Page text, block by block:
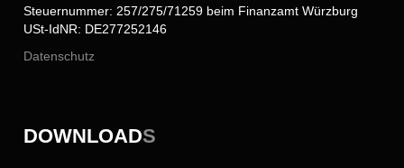
Steuernummer: 257/275/71259 beim Finanzamt Würzburg
USt-IdNR: DE277252146
Datenschutz
DOWNLOADS